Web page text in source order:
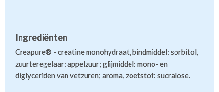
Ingrediënten
Creapure® - creatine monohydraat, bindmiddel: sorbitol,
zuurteregelaar: appelzuur; glijmiddel: mono- en
diglyceriden van vetzuren; aroma, zoetstof: sucralose.